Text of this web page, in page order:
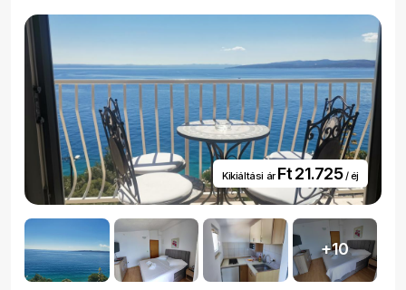
Kikiáltási ár Ft 21.725/ éj
+10